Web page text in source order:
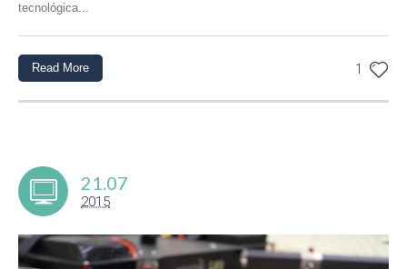
tecnológica...
1
Read More
21.07
2015